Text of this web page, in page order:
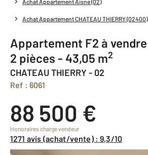
Achat Appartement Aisne (02)
Achat Appartement CHATEAU THIERRY (02400)
Appartement F2 à vendre
2 pièces - 43,05 m2
CHATEAU THIERRY - 02
Ref : 6061
88 500 €
Honoraires charge vendeur
1271 avis (achat/vente) : 9,3/10